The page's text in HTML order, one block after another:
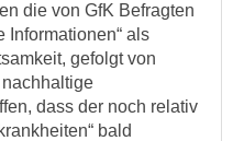
die von GfK Befragten
Informationen“ als
gefolgt von
dass der noch relativ
bald